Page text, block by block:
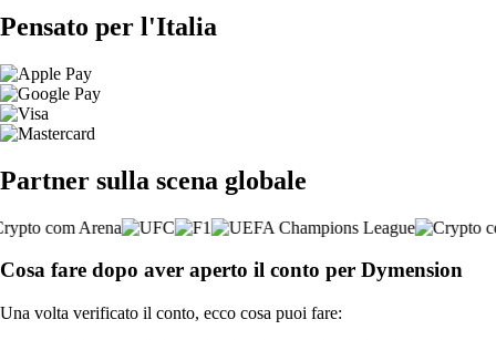
Pensato per l'Italia
Partner sulla scena globale
Cosa fare dopo aver aperto il conto per Dymension
Una volta verificato il conto, ecco cosa puoi fare: